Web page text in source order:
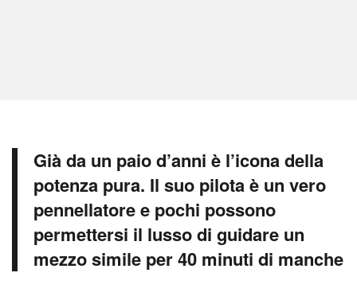
Già da un paio d’anni è l’icona della
potenza pura. Il suo pilota è un vero
pennellatore e pochi possono
permettersi il lusso di guidare un
mezzo simile per 40 minuti di manche